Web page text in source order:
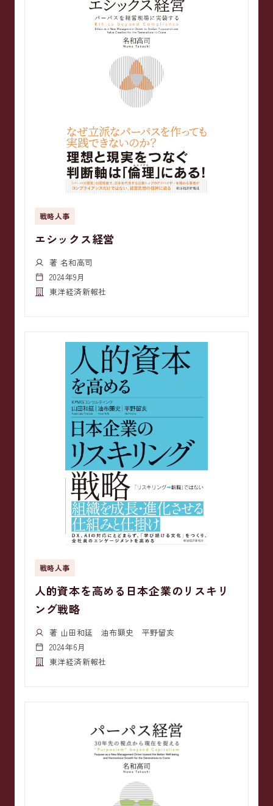
戦略人事
エシックス経営
著 名和高司
2024年9月
東洋経済新報社
戦略人事
人的資本を高める日本企業のリスキリ
ング戦略
著 山田和延 油布顕史 平野留亥
2024年6月
東洋経済新報社